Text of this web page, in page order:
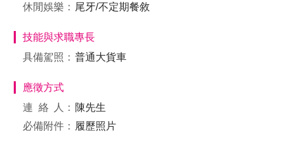
休閒娛樂： 尾牙/不定期餐敘
技能與求職專長
具備駕照： 普通大貨車
應徵方式
連絡
人： 陳先生
必備附件： 履歷照片